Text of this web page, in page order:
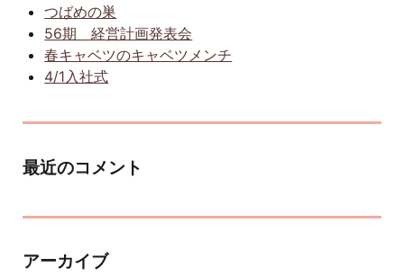
つばめの巣
56期 経営計画発表会
春キャベツのキャベツメンチ
4/1入社式
最近のコメント
アーカイブ